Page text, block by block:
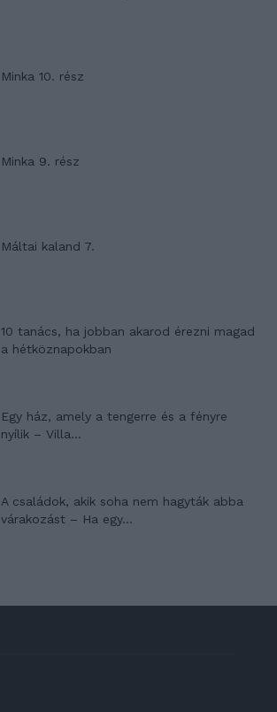
Minka 10. rész
Minka 9. rész
Máltai kaland 7.
10 tanács, ha jobban akarod érezni magad
a hétköznapokban
Egy ház, amely a tengerre és a fényre
nyílik – Villa...
A családok, akik soha nem hagyták abba
várakozást – Ha egy...